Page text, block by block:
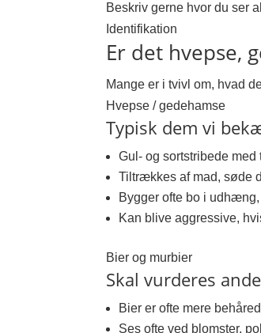
Beskriv gerne hvor du ser
Identifikation
Er det hvepse,
Mange er i tvivl om, hvad
Hvepse / gedehamse
Typisk dem vi
Gul- og sortstribede med
Tiltrækkes af mad, søde
Bygger ofte bo i
Kan blive aggressive,
Bier og murbier
Skal vurderes
Bier er ofte mere
Ses ofte ved blomster,